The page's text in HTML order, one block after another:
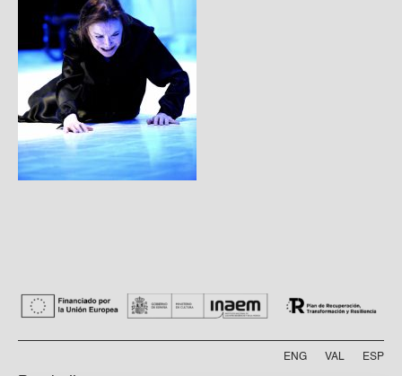
ENG VAL ESP